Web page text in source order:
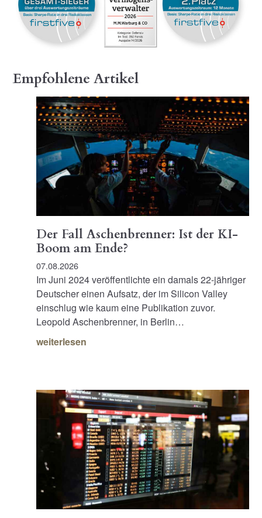
Empfohlene Artikel
Der Fall Aschenbrenner: Ist der KI-
Boom am Ende?
07.08.2026
Im Juni 2024 veröffentlichte ein damals 22-jähriger
Deutscher einen Aufsatz, der im Silicon Valley
einschlug wie kaum eine Publikation zuvor.
Leopold Aschenbrenner, in Berlin…
weiterlesen